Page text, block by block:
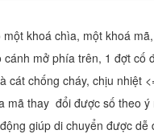
khoá chìa, một khoá
cánh mở phía trên, 1 đợt cố
cát chống cháy, chịu nhiệt
mã thay đổi được số theo ý
giúp di chuyển được dễ